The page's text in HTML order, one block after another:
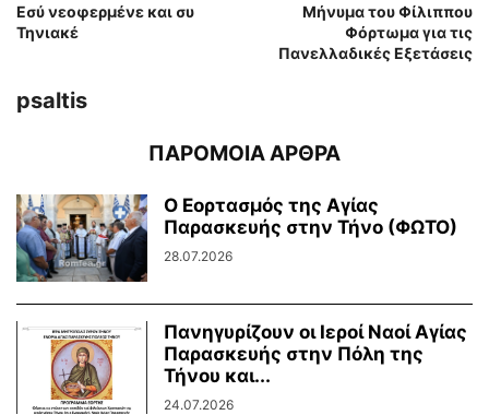
Εσύ νεοφερμένε και συ
Τηνιακέ
Μήνυμα του Φίλιππου
Φόρτωμα για τις
Πανελλαδικές Εξετάσεις
psaltis
ΠΑΡΟΜΟΙΑ ΑΡΘΡΑ
Ο Εορτασμός της Αγίας
Παρασκευής στην Τήνο (ΦΩΤΟ)
28.07.2026
Πανηγυρίζουν οι Ιεροί Ναοί Αγίας
Παρασκευής στην Πόλη της
Τήνου και...
24.07.2026